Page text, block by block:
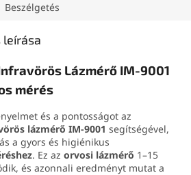
Beszélgetés
leírása
Lázmérő IM-9001
mérés
és a pontosságot az
lázmérő IM-9001 segítségével,
a gyors és higiénikus
. Ez az orvosi lázmérő 1–15
és azonnali eredményt mutat a